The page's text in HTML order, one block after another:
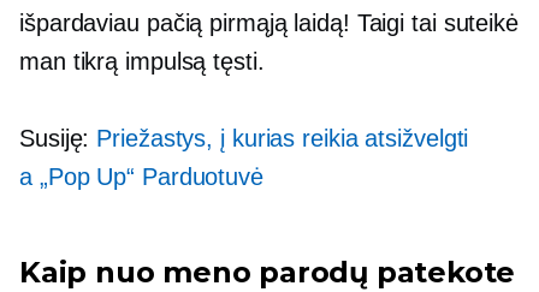
išpardaviau pačią pirmąją laidą! Taigi tai suteikė
man tikrą impulsą tęsti.
Susiję: Priežastys, į kurias reikia atsižvelgti
a „Pop Up“ Parduotuvė
Kaip nuo meno parodų patekote